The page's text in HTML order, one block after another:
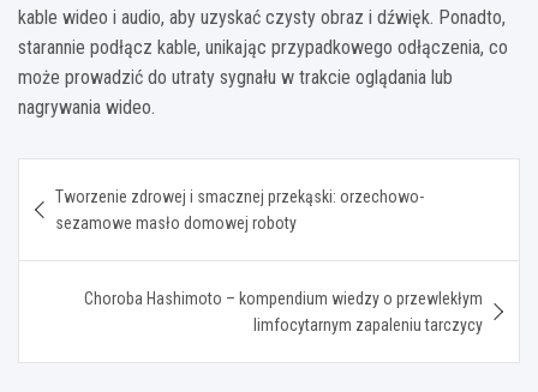
kable wideo i audio, aby uzyskać czysty obraz i dźwięk. Ponadto,
starannie podłącz kable, unikając przypadkowego odłączenia, co
może prowadzić do utraty sygnału w trakcie oglądania lub
nagrywania wideo.
wpisu
Tworzenie zdrowej i smacznej przekąski: orzechowo-
sezamowe masło domowej roboty
Choroba Hashimoto – kompendium wiedzy o przewlekłym
limfocytarnym zapaleniu tarczycy